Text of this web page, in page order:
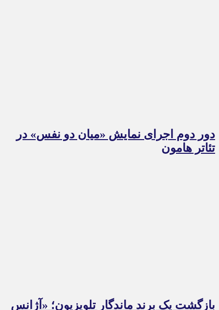
دور دوم اجرای نمایش «میان دو نفس» در
تئاتر هامون
بازگشت یک برند ماندگار تلویزیون؛ «آژانس